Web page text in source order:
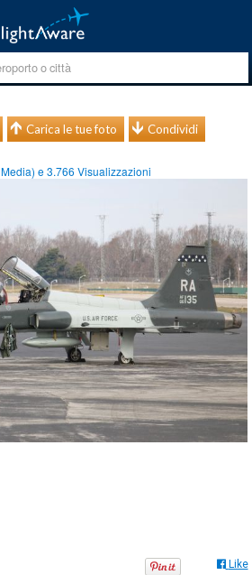
Carica le tue foto Condividi
Media) e3.766 Visualizzazioni
Like